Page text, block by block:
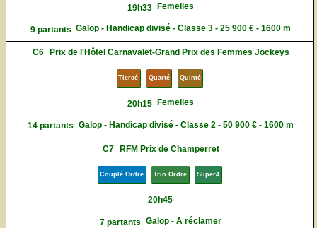
19h33 Femelles
9 partants Galop - Handicap divisé - Classe 3 - 25 900 € - 1600 m
C6 Prix de l'Hôtel Carnavalet-Grand Prix des Femmes Jockeys
Tiercé Quarté Quinté
20h15 Femelles
14 partants Galop - Handicap divisé - Classe 2 - 50 900 € - 1600 m
C7 RFM Prix de Champerret
Couplé Ordre Trio Ordre Super4
20h45
7 partants Galop - A réclamer